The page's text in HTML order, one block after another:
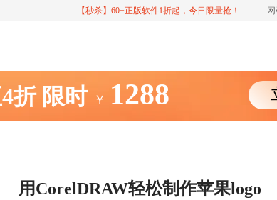
【秒杀】60+正版软件1折起，今日限量抢！
折 限时 ￥ 1288
用CorelDRAW轻松制作苹果logo